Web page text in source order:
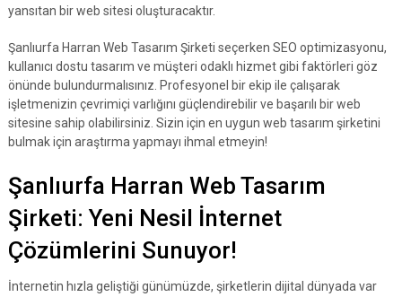
yansıtan bir web sitesi oluşturacaktır.
Şanlıurfa Harran Web Tasarım Şirketi seçerken SEO optimizasyonu,
kullanıcı dostu tasarım ve müşteri odaklı hizmet gibi faktörleri göz
önünde bulundurmalısınız. Profesyonel bir ekip ile çalışarak
işletmenizin çevrimiçi varlığını güçlendirebilir ve başarılı bir web
sitesine sahip olabilirsiniz. Sizin için en uygun web tasarım şirketini
bulmak için araştırma yapmayı ihmal etmeyin!
Şanlıurfa Harran Web Tasarım
Şirketi: Yeni Nesil İnternet
Çözümlerini Sunuyor!
İnternetin hızla geliştiği günümüzde, şirketlerin dijital dünyada var